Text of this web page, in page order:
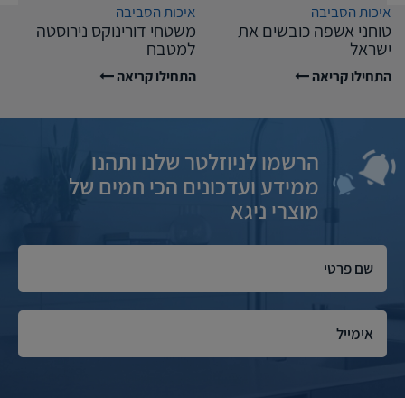
איכות הסביבה
טוחני אשפה כובשים את
ישראל
התחילו קריאה
איכות הסביבה
משטחי דורינוקס נירוסטה
למטבח
התחילו קריאה
הרשמו לניוזלטר שלנו ותהנו
ממידע ועדכונים הכי חמים של
מוצרי ניגא